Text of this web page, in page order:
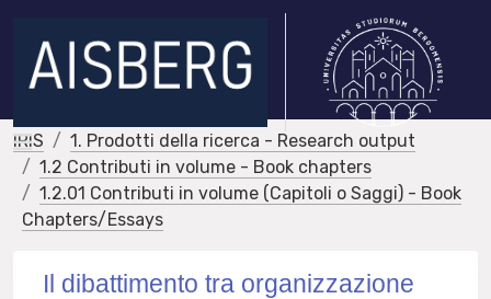
IRIS
1. Prodotti della ricerca - Research output
1.2 Contributi in volume - Book chapters
1.2.01 Contributi in volume (Capitoli o Saggi) - Book
Chapters/Essays
Il dibattimento tra organizzazione